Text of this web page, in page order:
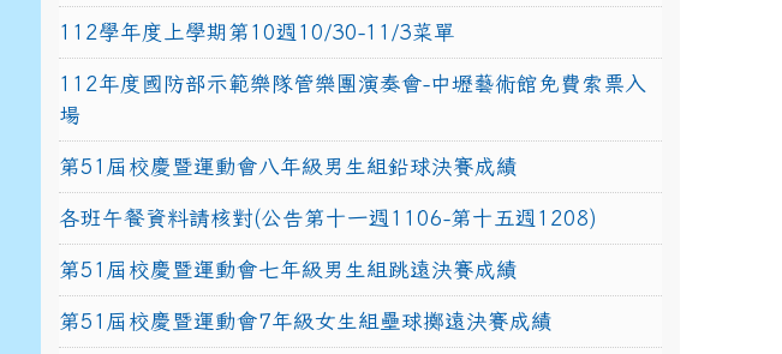
112學年度上學期第10週10/30-11/3菜單
112年度國防部示範樂隊管樂團演奏會-中壢藝術館免費索票入
場
第51屆校慶暨運動會八年級男生組鉛球決賽成績
各班午餐資料請核對(公告第十一週1106-第十五週1208)
第51屆校慶暨運動會七年級男生組跳遠決賽成績
第51屆校慶暨運動會7年級女生組壘球擲遠決賽成績